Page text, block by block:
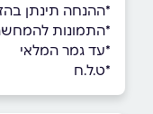
*ההנחה תינתן
*התמונות
*עד גמר המלאי
*ט.ל.ח